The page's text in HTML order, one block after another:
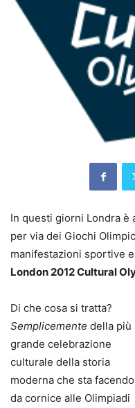
In questi giorni Londra è
per via dei Giochi
manifestazioni sportive
London 2012 Cultural
Di che cosa si tratta?
Semplicemente della più
grande celebrazione
culturale della storia
moderna che sta facendo
da cornice alle Olimpiadi